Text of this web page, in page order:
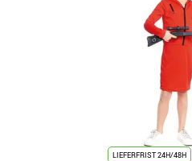
LIEFERFRIST 24H/48H